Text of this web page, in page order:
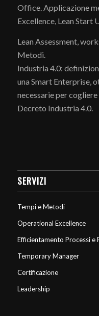
Office. Applicazione
Excellence, Lean Start
Lean Assessment,
Metodi.
Industria 4.0:
una Smart Enterprise,
necessarie per
Decreto Industria 4.0.
SERVIZI
Tempi e Metodi
Operational Excellence
Efficientamento Processi
Temporary Manager
Certificazione
Leadership